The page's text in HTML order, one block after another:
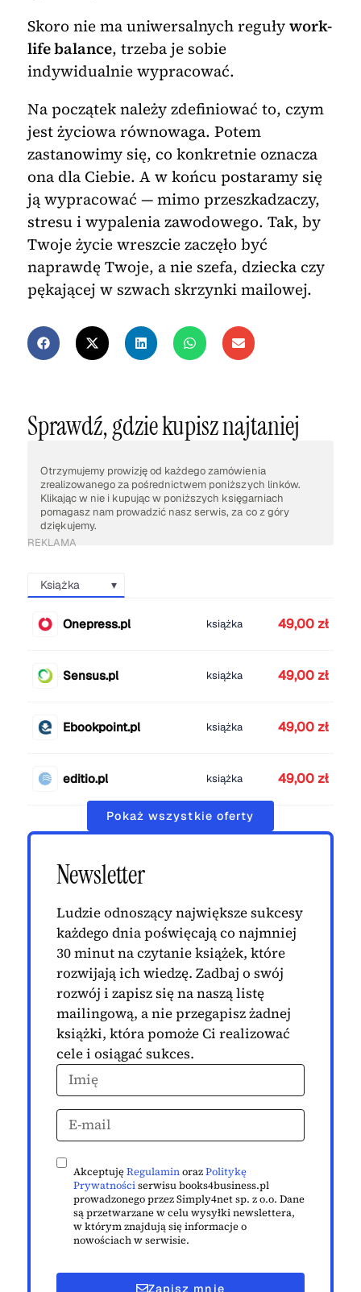
Skoro nie ma uniwersalnych reguływork-
life balance, trzeba je sobie
indywidualnie wypracować.
Na początek należy zdefiniować to, czym
jest życiowa równowaga. Potem
zastanowimy się, co konkretnie oznacza
ona dla Ciebie. A w końcu postaramy się
ją wypracować — mimo przeszkadzaczy,
stresu i wypalenia zawodowego. Tak, by
Twoje życie wreszcie zaczęło być
naprawdę Twoje, a nie szefa, dziecka czy
pękającej w szwach skrzynki mailowej.
Sprawdź, gdzie kupisz najtaniej
Otrzymujemy prowizję od każdego zamówienia
zrealizowanego za pośrednictwem poniższych linków.
Klikając w nie i kupując w poniższych księgarniach
pomagasz nam prowadzić nasz serwis, za co z góry
dziękujemy.
REKLAMA
Książka
Onepress.pl książka 49,00 zł
Sensus.pl książka 49,00 zł
Ebookpoint.pl książka 49,00 zł
editio.pl książka 49,00 zł
Pokaż wszystkie oferty
Newsletter
Ludzie odnoszący największe sukcesy
każdego dnia poświęcają co najmniej
30 minut na czytanie książek, które
rozwijają ich wiedzę. Zadbaj o swój
rozwój i zapisz się na naszą listę
mailingową, a nie przegapisz żadnej
książki, która pomoże Ci realizować
cele i osiągać sukces.
AkceptujęRegulaminorazPolitykę
Prywatnościserwisu books4business.pl
prowadzonego przez Simply4net sp. z o.o. Dane
są przetwarzane w celu wysyłki newslettera,
w którym znajdują się informacje o
nowościach w serwisie.
Zapisz mnie